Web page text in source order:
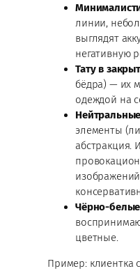
линии,
выглядят
негативную
Тату в
бёдра) — их
одеждой на
элементы
абстракция.
Чёрно-белые
цветные.
Пример: клиентка